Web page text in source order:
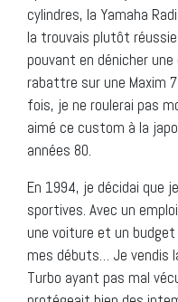
cylindres, la Yamaha
la trouvais plutôt
pouvant en dénicher
rabattre sur une Maxim
fois, je ne roulerai pas
aimé ce custom à la
années 80.
En 1994, je décidai que
sportives. Avec un
une voiture et un
mes débuts… Je vendis
Turbo ayant pas mal